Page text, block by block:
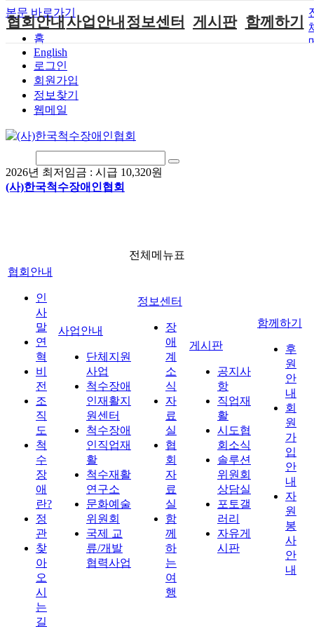
본문 바로가기
홈
English
로그인
회원가입
정보찾기
웹메일
2026년 최저임금 : 시급 10,320원
(사)한국척수장애인협회
협회안내
인사말
연혁
비전
조직도
척수장애란?
찾아오시는길
사업안내
단체지원사업
척수장애인재
활지원센터
척수장애인직
문화예술위원
회
정보센터 게시판 함께하기
전체메뉴표
협회안내
인
사
말
연
혁
비
전
조
직
도
척
수
장
애
란?
정
관
찾
아
오
시
는
길
사업안내
단체지원
사업
척수장애
인재활지
원센터
척수장애
인직업재
활
척수재활
연구소
문화예술
위원회
국제 교
류/개발
협력사업
정보센터
장
애
계
소
식
자
료
실
협
회
자
료
실
함
께
하
는
여
행
게시판
공지사
항
직업재
활
시도협
회소식
솔루션
위원회
상담실
포토갤
러리
자유게
시판
함께하기
후
원
안
내
회
원
가
입
안
내
자
원
봉
사
안
내